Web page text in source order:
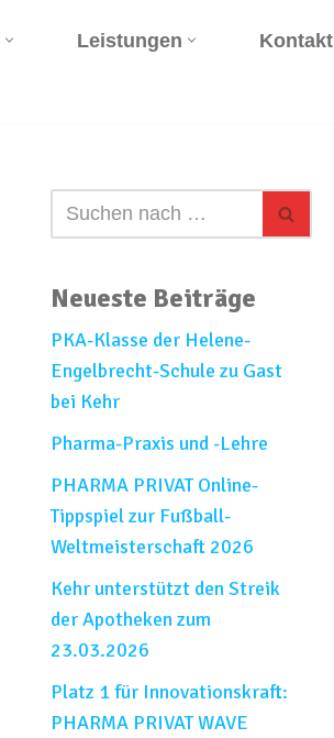
Leistungen
Kontakt
Neueste Beiträge
PKA-Klasse der Helene-
Engelbrecht-Schule zu Gast
bei Kehr
Pharma-Praxis und -Lehre
PHARMA PRIVAT Online-
Tippspiel zur Fußball-
Weltmeisterschaft 2026​
Kehr unterstützt den Streik
der Apotheken zum
23.03.2026
Platz 1 für Innovationskraft:
PHARMA PRIVAT WAVE